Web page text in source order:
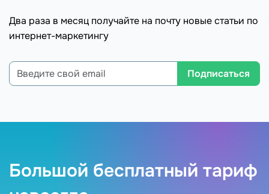
Два раза в месяц получайте на почту новые статьи по
интернет-маркетингу
Подписаться
Большой бесплатный тариф